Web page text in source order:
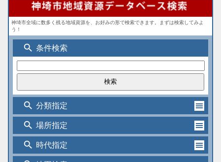
神埼市全域に数多く残る地域資源を、お好みの形で検索できます。まずは検索してみよ
う！
search 条件検索
search 分類指定
search 場所指定
search 時代指定